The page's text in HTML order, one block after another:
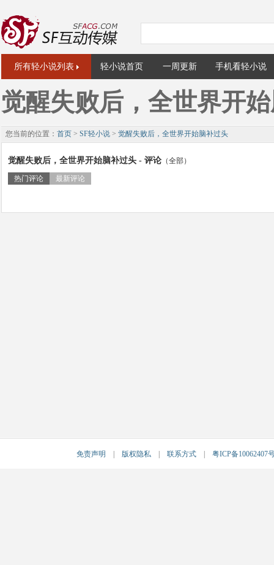
所有轻小说列表 轻小说首页 一周更新 手机看轻小说
觉醒失败后，全世界开
您当前的位置： 首页 > SF轻小说 > 觉醒失败后，全世界开始脑补过头
觉醒失败后，全世界开始脑补过头 - 评论 （全部）
热门评论 最新评论
免责声明 版权隐私 联系方式 粤ICP备10062407